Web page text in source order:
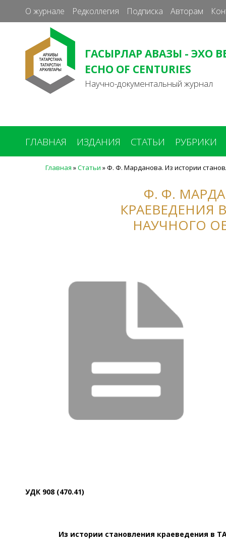
О журнале Редколлегия Подписка Авторам
ГАСЫРЛАР АВАЗЫ - ЭХО
ECHO OF CENTURIES
Научно-документальный журнал
ГЛАВНАЯ ИЗДАНИЯ СТАТЬИ РУБРИКИ
Главная »Статьи »Ф. Ф. Марданова. Из истории
Ф. Ф.
КРАЕВЕДЕНИЯ
НАУЧНОГО
УДК 908 (470.41)
Из истории становления краеведения в